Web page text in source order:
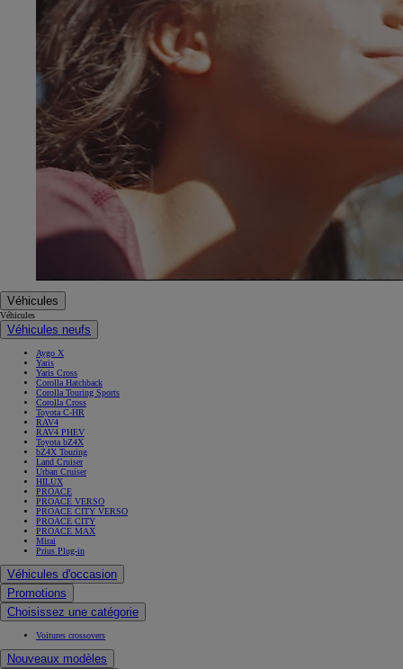
Véhicules
Véhicules
Véhicules neufs
Aygo X
Yaris
Yaris Cross
Corolla Hatchback
Corolla Touring Sports
Corolla Cross
Toyota C-HR
RAV4
RAV4 PHEV
Toyota bZ4X
bZ4X Touring
Land Cruiser
Urban Cruiser
HILUX
PROACE
PROACE VERSO
PROACE CITY VERSO
PROACE CITY
PROACE MAX
Mirai
Prius Plug-in
Véhicules d'occasion
Promotions
Choisissez une catégorie
Voitures crossovers
Nouveaux modèles